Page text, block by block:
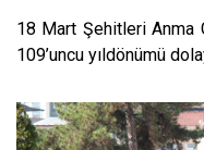
18 Mart Şehitleri Anma
109’uncu yıldönümü